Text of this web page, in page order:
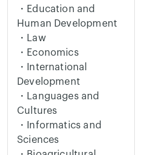
・Education and
Human Development
・Law
・Economics
・International
Development
・Languages and
Cultures
・Informatics and
Sciences